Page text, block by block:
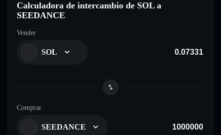
Calculadora de intercambio de SOL a
SEEDANCE
Vender
SOL
Comprar
SEEDANCE